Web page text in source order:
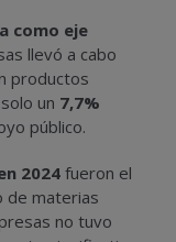
como eje
llevó a cabo
productos
un 7,7%
público.
2024 fueron el
de materias
no tuvo